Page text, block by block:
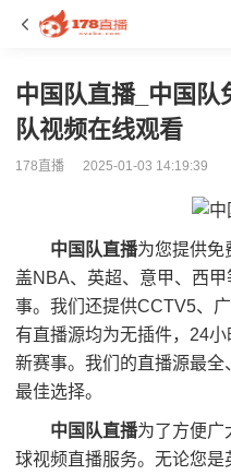
中国队直播_中国队
队视频在线观看
178直播 2025-01-03 14:19:39
中国队直播为您提供免
盖NBA、英超、意甲、西
事。我们还提供CCTV5、
有直播源均为无插件，24
新赛事。我们的直播源最
最佳选择。
中国队直播为了方便广
球视频直播服务。无论您